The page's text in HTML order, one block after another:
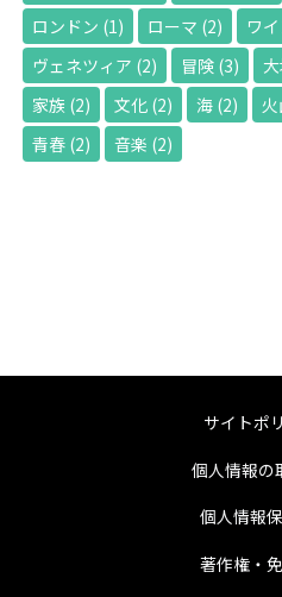
ロンドン (1) ローマ (2) ワ
ヴェネツィア (2) 冒険(3)
家族 (2) 文化(2) 海(2)
青春(2) 音楽 (2)
サイトポ
個人情報の
個人情報
著作権・